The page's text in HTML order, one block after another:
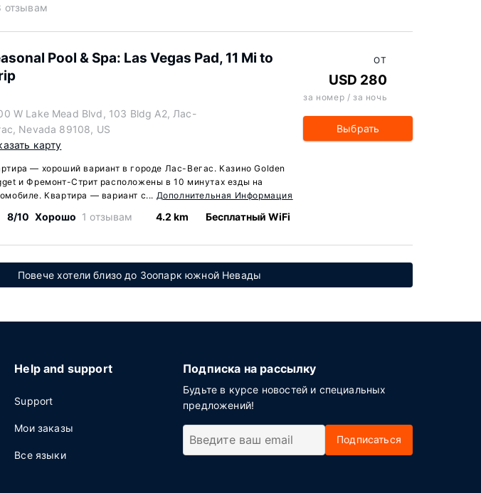
отзывам
Pool & Spa: Las Vegas Pad, 11 Mi to
W Lake Mead Blvd, 103 Bldg A2, Лас-
Nevada 89108, US
карту
— хороший вариант в городе Лас-Вегас. Казино Golden
и Фремонт-Стрит расположены в 10 минутах езды на
Квартира — вариант с... Дополнительная Информация
8/10 Хорошо 1 отзывам 4.2 km Бесплатный WiFi
ОТ
USD 280
за номер / за ночь
Выбрать
Повече хотели близо до Зоопарк южной Невады
Help and support
Support
Мои заказы
Все языки
Подписка на рассылку
Будьте в курсе новостей и специальных
предложений!
Подписаться